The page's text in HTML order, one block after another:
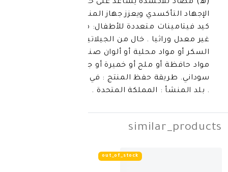
يساعد على حماية الخلايا من
ويعزز جهاز المناعة. مميزات أكتي
متعددة للأطفال: مناسب للنباتيين .
. خال من الجيلاتين . لا يحتوي على
محلية أو ألوان صناعية أو لاكتوز أو
ملح أو خميرة أو جلوتين أو زيت فول
حفظ المنتج : في درجة حرارة الغرفة
المملكة المتحدة .